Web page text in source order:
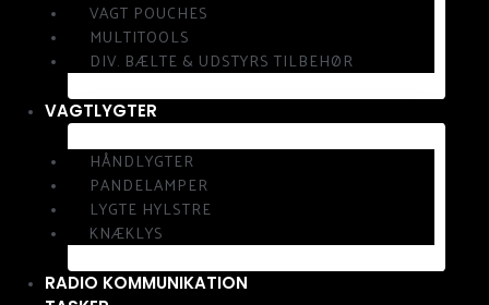
VAGT POUCHES
MULTITOOLS
DIV. BÆLTE & UDSTYRS TILBEHØR
VAGTLYGTER
HÅNDLYGTER
PANDELAMPER
LYGTE HYLSTRE
KNÆKLYS
RADIO KOMMUNIKATION